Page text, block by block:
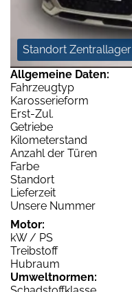
Standort Zentrallager
Allgemeine Daten:
Fahrzeugtyp
Karosserieform
Erst-Zul.
Getriebe
Kilometerstand
Anzahl der Türen
Farbe
Standort
Lieferzeit
Unsere Nummer
Motor:
kW / PS
Treibstoff
Hubraum
Umweltnormen: